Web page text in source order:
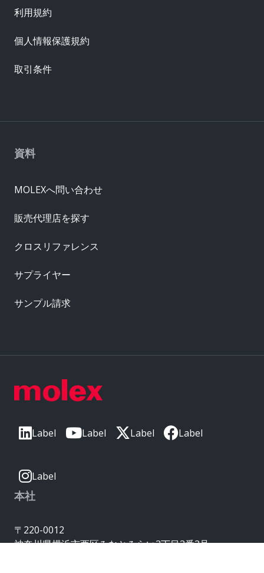
Label Label Label Label
Label
本社
〒220-0012
神奈川県横浜市西区みなとみらい3丁目3番3号
資料
MOLEXへ問い合わせ
販売代理店を探す
クロスリファレンス
サプライヤー
サンプル請求
利用規約
個人情報保護規約
取引条件